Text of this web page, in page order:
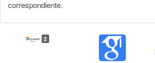
correspondiente.
2